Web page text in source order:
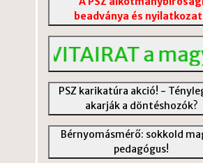
beadványa és
VITAIRAT a
PSZ karikatúra akció! -
akarják a döntéshozók?
Bérnyomásmérő: sokkold
pedagógus!